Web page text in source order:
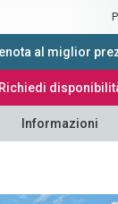
al miglior
Richiedi
Informazioni